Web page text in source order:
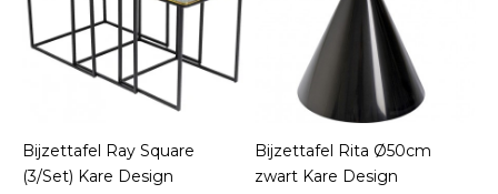
Bijzettafel Ray Square
(3/Set) Kare Design
Bijzettafel Rita Ø50cm
zwart Kare Design